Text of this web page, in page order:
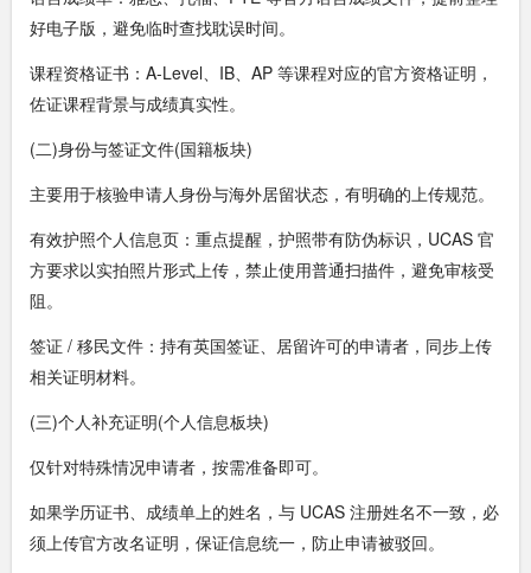
好电子版，避免临时查找耽误时间。
课程资格证书：A-Level、IB、AP 等课程对应的官方资格证明，
佐证课程背景与成绩真实性。
(二)身份与签证文件(国籍板块)
主要用于核验申请人身份与海外居留状态，有明确的上传规范。
有效护照个人信息页：重点提醒，护照带有防伪标识，UCAS 官
方要求以实拍照片形式上传，禁止使用普通扫描件，避免审核受
阻。
签证 / 移民文件：持有英国签证、居留许可的申请者，同步上传
相关证明材料。
(三)个人补充证明(个人信息板块)
仅针对特殊情况申请者，按需准备即可。
如果学历证书、成绩单上的姓名，与 UCAS 注册姓名不一致，必
须上传官方改名证明，保证信息统一，防止申请被驳回。